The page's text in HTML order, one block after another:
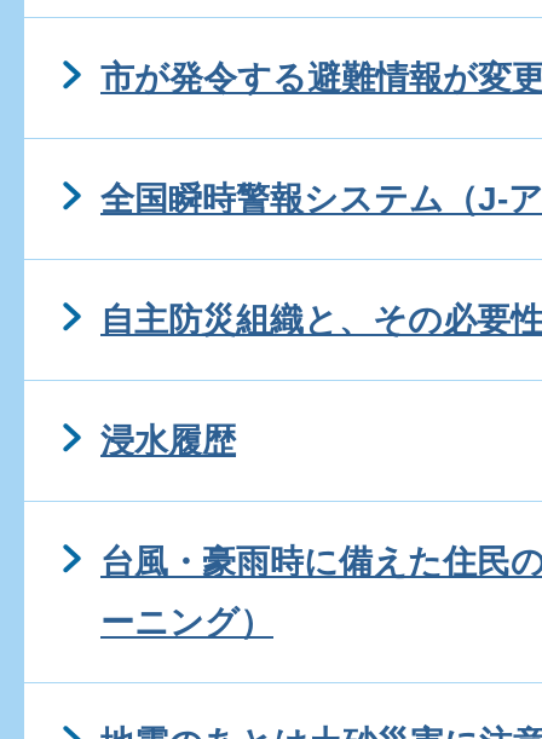
市が発令する避難情報が変
全国瞬時警報システム（J-
自主防災組織と、その必要
浸水履歴
台風・豪雨時に備えた住民
ーニング）